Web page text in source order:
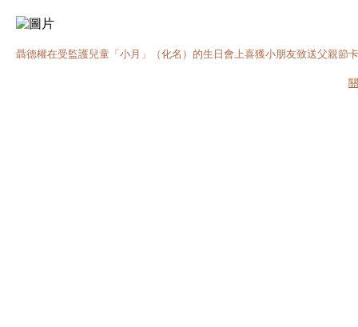
聶德權在受監護兒童「小月」（化名）的生日會上喜獲小朋友致送父親節